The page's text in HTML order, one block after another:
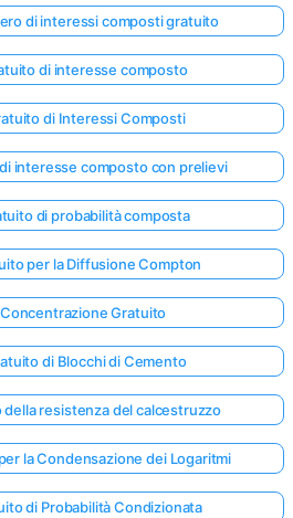
di interessi composti gratuito
di interesse composto
di Interessi Composti
interesse composto con prelievi
di probabilità composta
per la Diffusione Compton
Gratuito
di Blocchi di Cemento
resistenza del calcestruzzo
la Condensazione dei Logaritmi
di Probabilità Condizionata